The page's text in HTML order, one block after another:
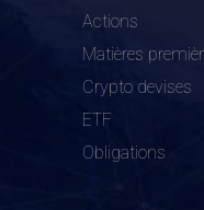
Actions
Matières
Crypto devises
ETF
Obligations